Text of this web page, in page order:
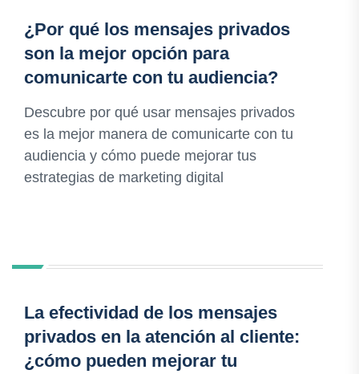
¿Por qué los mensajes privados
son la mejor opción para
comunicarte con tu audiencia?
Descubre por qué usar mensajes privados
es la mejor manera de comunicarte con tu
audiencia y cómo puede mejorar tus
estrategias de marketing digital
La efectividad de los mensajes
privados en la atención al cliente:
¿cómo pueden mejorar tu